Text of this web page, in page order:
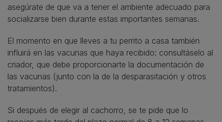
asegúrate de que va a tener el ambiente adecuado para
socializarse bien durante estas importantes semanas.
El momento en que lleves a tu perrito a casa también
influirá en las vacunas que haya recibido: consultáselo al
criador, que debe proporcionarte la documentación de
las vacunas (junto con la de la desparasitación y otros
tratamientos).
Si después de elegir al cachorro, se te pide que lo